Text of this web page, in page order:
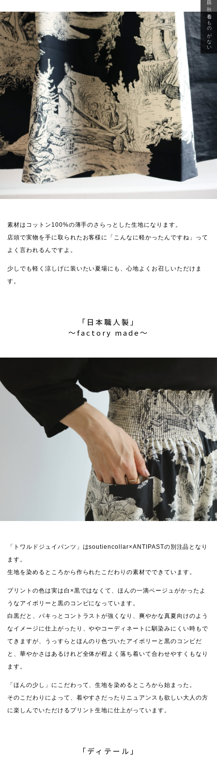
素材はコットン100%の薄手のさらっとした生地になります。
店頭で実物を手に取られたお客様に「こんなに軽かったんですね」って
よく言われるんですよ。
少しでも軽く涼しげに装いたい夏場にも、心地よくお召しいただけま
す。
「日本職人製」
〜factory made〜
「トワルドジュイパンツ」はsoutiencollar×ANTIPASTの別注品となり
ます。
生地を染めるところから作られたこだわりの素材でできています。
プリントの色は実は白×黒ではなくて、ほんの一滴ベージュがかったよ
うなアイボリーと黒のコンビになっています。
白黒だと、パキっとコントラストが強くなり、爽やかな真夏向けのよう
なイメージに仕上がったり、ややコーディネートに馴染みにくい時もで
てきますが、うっすらとほんのり色づいたアイボリーと黒のコンビだ
と、華やかさはあるけれど全体が程よく落ち着いて合わせやすくもなり
ます。
「ほんの少し」にこだわって、生地を染めるところから始まった。
そのこだわりによって、着やすさだったりニュアンスも欲しい大人の方
に楽しんでいただけるプリント生地に仕上がっています。
「ディテール」
急に秋、着るものがない